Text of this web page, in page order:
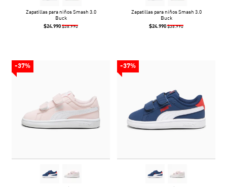
Zapatillas para niños Smash 3.0
Buck
$24.990 $36.990
Zapatillas para niños Smash 3.0
Buck
$24.990 $36.990
-37% -37%